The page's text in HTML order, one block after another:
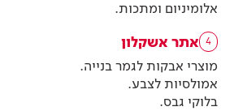
אלומיניום ומתכות.
4 אתר אשקלון
מוצרי אבקות לגמר בנייה.
אמולסיות לצבע.
בלוקי גבס.